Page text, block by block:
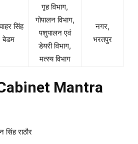
सिंह
बेडम
गृह विभाग,
गोपालन विभाग,
पशुपालन एवं
डेयरी विभाग,
मत्स्य विभाग
नगर,
भरतपुर
Mantra
सिंह राठौर